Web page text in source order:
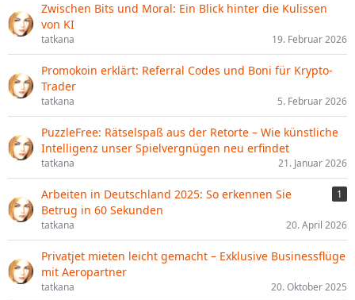
Zwischen Bits und Moral: Ein Blick hinter die Kulissen
von KI
tatkana 19. Februar 2026
Promokoin erklärt: Referral Codes und Boni für Krypto-
Trader
tatkana 5. Februar 2026
PuzzleFree: Rätselspaß aus der Retorte – Wie künstliche
Intelligenz unser Spielvergnügen neu erfindet
tatkana 21. Januar 2026
Arbeiten in Deutschland 2025: So erkennen Sie
Betrug in 60 Sekunden
1
tatkana 20. April 2026
Privatjet mieten leicht gemacht – Exklusive Businessflüge
mit Aeropartner
tatkana 20. Oktober 2025